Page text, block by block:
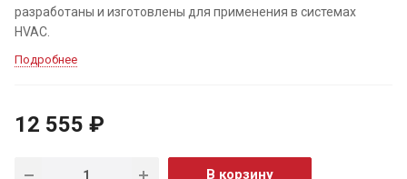
разработаны и изготовлены для применения в системах
HVAC.
Подробнее
12 555 ₽
В корзину